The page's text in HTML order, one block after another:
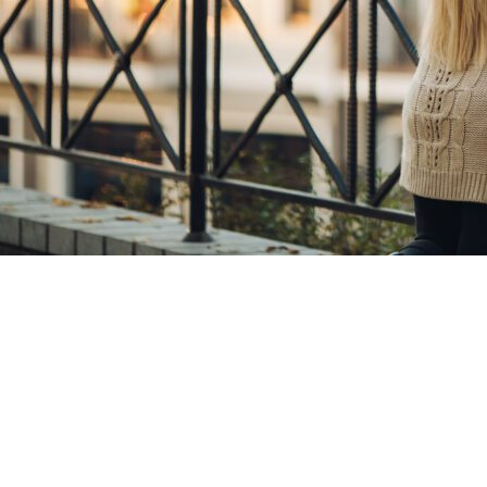
Copyright ©RentPlanet •
Listener Eventów Zoho